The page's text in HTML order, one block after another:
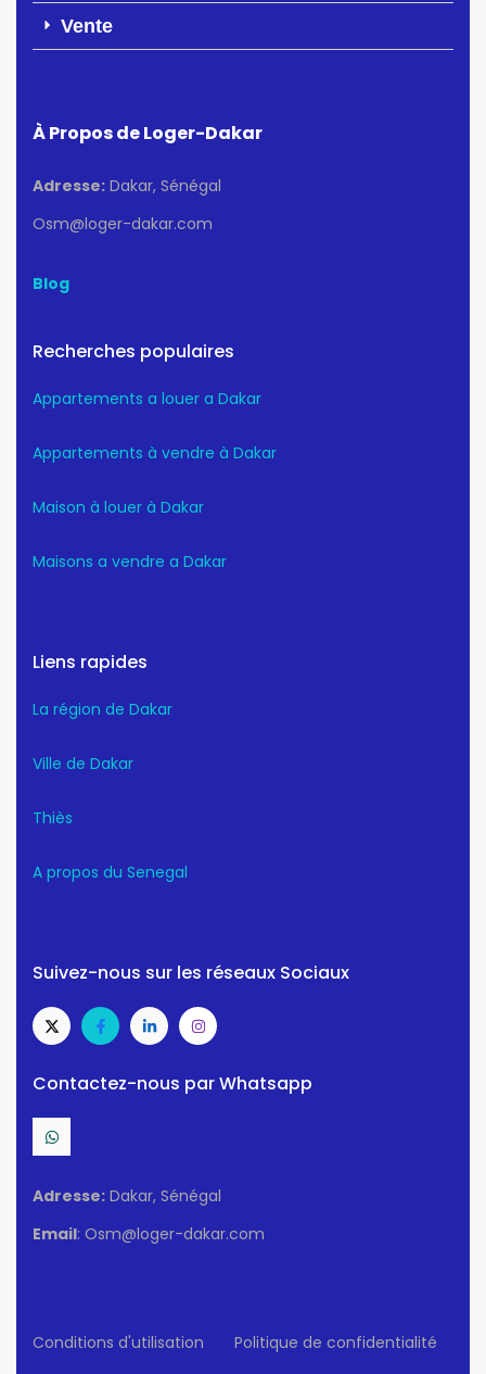
Vente
À Propos de Loger-Dakar
Adresse: Dakar, Sénégal
Osm@loger-dakar.com
Blog
Recherches populaires
Appartements a louer a Dakar
Appartements à vendre à Dakar
Maison à louer à Dakar
Maisons a vendre a Dakar
Liens rapides
La région de Dakar
Ville de Dakar
Thiès
A propos du Senegal
Suivez-nous sur les réseaux Sociaux
Contactez-nous par Whatsapp
Adresse: Dakar, Sénégal
Email: Osm@loger-dakar.com
Conditions d'utilisation Politique de confidentialité